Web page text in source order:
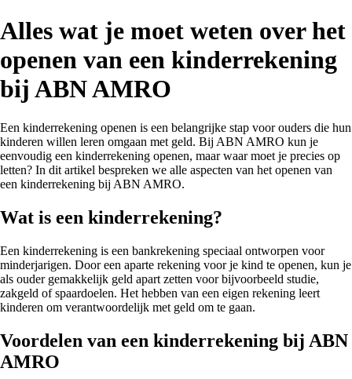
Alles wat je moet weten over het
openen van een kinderrekening
bij ABN AMRO
Een kinderrekening openen is een belangrijke stap voor ouders die hun
kinderen willen leren omgaan met geld. Bij ABN AMRO kun je
eenvoudig een kinderrekening openen, maar waar moet je precies op
letten? In dit artikel bespreken we alle aspecten van het openen van
een kinderrekening bij ABN AMRO.
Wat is een kinderrekening?
Een kinderrekening is een bankrekening speciaal ontworpen voor
minderjarigen. Door een aparte rekening voor je kind te openen, kun je
als ouder gemakkelijk geld apart zetten voor bijvoorbeeld studie,
zakgeld of spaardoelen. Het hebben van een eigen rekening leert
kinderen om verantwoordelijk met geld om te gaan.
Voordelen van een kinderrekening bij ABN
AMRO